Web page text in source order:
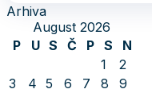
Arhiva
August 2026
P
U S Č P S
N
1
2
3
4 5 6 7 8
9